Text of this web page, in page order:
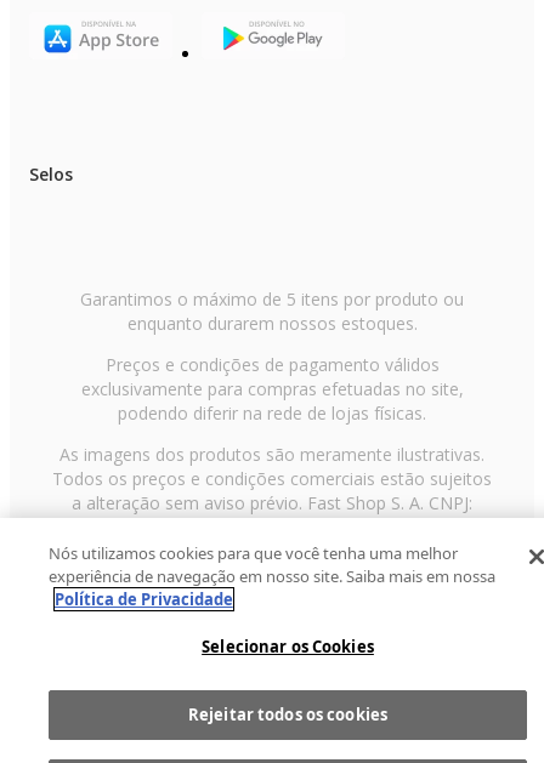
Selos
Garantimos o máximo de 5 itens por produto ou
enquanto durarem nossos estoques.
Preços e condições de pagamento válidos
exclusivamente para compras efetuadas no site,
podendo diferir na rede de lojas físicas.
As imagens dos produtos são meramente ilustrativas.
Todos os preços e condições comerciais estão sujeitos
a alteração sem aviso prévio. Fast Shop S. A. CNPJ:
Avenida Zaki Narchi, nº 1650, sobreloja, Carandiru, São
Paulo/SP, CEP 02029-001, Telefone: 11 3003-3728 ©
2013 Fast Shop - Todos os direitos reservados
Nós utilizamos cookies para que você tenha uma melhor
experiência de navegação em nosso site. Saiba mais em nossa
Política de Privacidade
Selecionar os Cookies
Rejeitar todos os cookies